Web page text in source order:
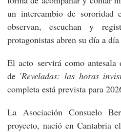
un intercambio de sororidad
observan, escuchan y
protagonistas abren su día a
El acto servirá como
de 'Reveladas: las horas
completa está prevista para
La Asociación Consuelo
proyecto, nació en Cantabria